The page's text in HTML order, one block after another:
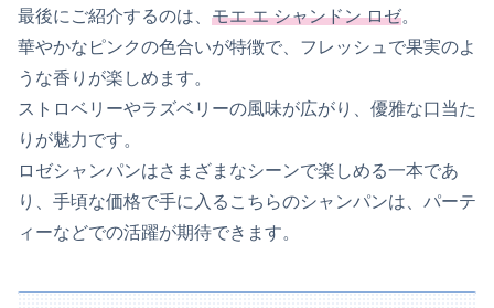
最後にご紹介するのは、 モエ エ シャンドン ロゼ。
華やかなピンクの色合いが特徴で、フレッシュで果実のよ
うな香りが楽しめます。
ストロベリーやラズベリーの風味が広がり、優雅な口当た
りが魅力です。
ロゼシャンパンはさまざまなシーンで楽しめる一本であ
り、手頃な価格で手に入るこちらのシャンパンは、パーテ
ィーなどでの活躍が期待できます。